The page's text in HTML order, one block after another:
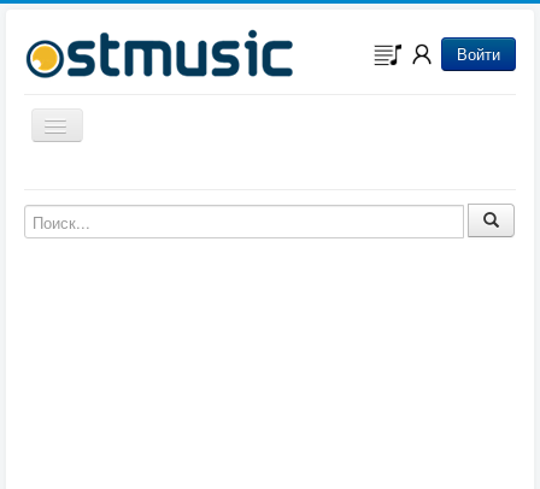
Войти
Включить/выключить навигацию
Музыка из мультфильмов
Музыка из сериалов